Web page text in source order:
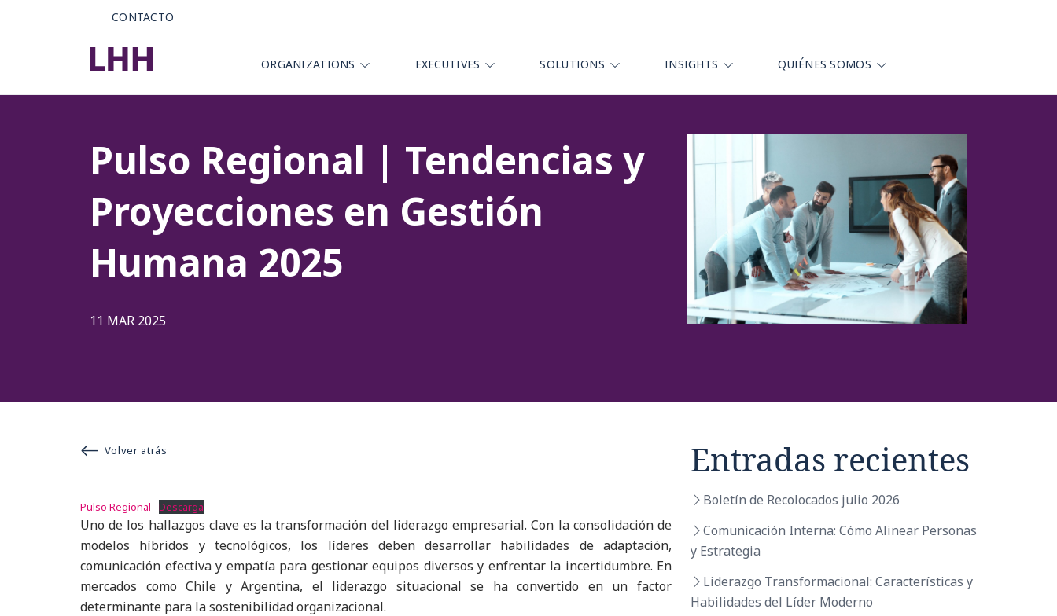
CONTACTO
ORGANIZATIONS EXECUTIVES SOLUTIONS INSIGHTS QUIÉNES SOMOS
Pulso Regional | Tendencias y
Proyecciones en Gestión
Humana 2025
11 MAR 2025
Volver atrás
Pulso Regional Descarga
Uno de los hallazgos clave es la transformación del liderazgo empresarial. Con la consolidación de
modelos híbridos y tecnológicos, los líderes deben desarrollar habilidades de adaptación,
comunicación efectiva y empatía para gestionar equipos diversos y enfrentar la incertidumbre. En
mercados como Chile y Argentina, el liderazgo situacional se ha convertido en un factor
determinante para la sostenibilidad organizacional.
Entradas recientes
Boletín de Recolocados julio 2026
Comunicación Interna: Cómo Alinear Personas
y Estrategia
Liderazgo Transformacional: Características y
Habilidades del Líder Moderno